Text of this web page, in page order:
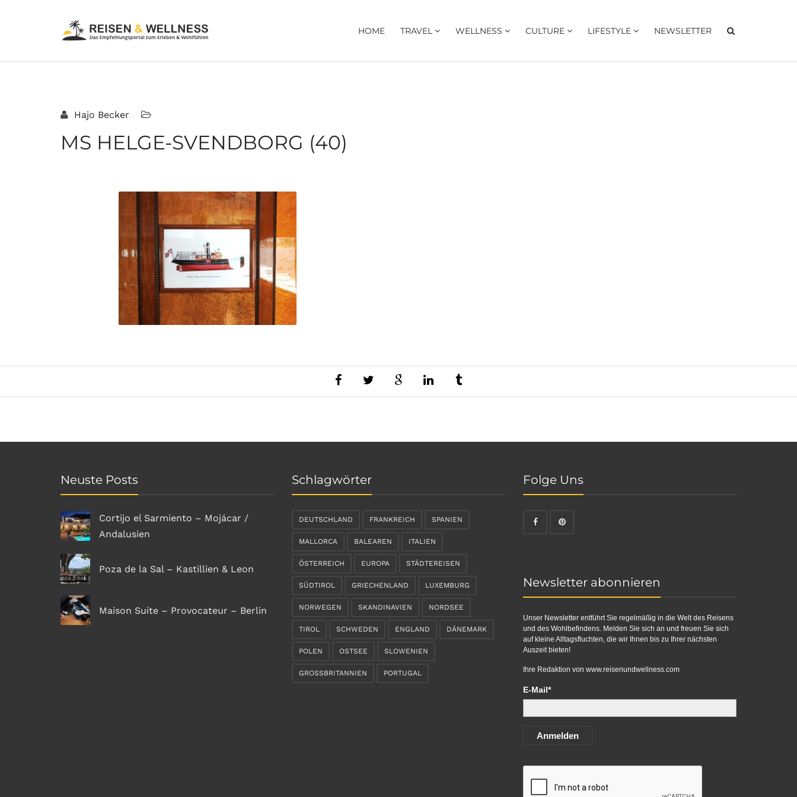
HOME TRAVEL WELLNESS CULTURE LIFESTYLE NEWSLETTER
Hajo Becker
MS HELGE-SVENDBORG (40)
Neuste Posts
Cortijo el Sarmiento – Mojácar /
Andalusien
Poza de la Sal – Kastillien & Leon
Maison Suite – Provocateur – Berlin
Schlagwörter
DEUTSCHLAND FRANKREICH SPANIEN
MALLORCA BALEAREN ITALIEN
ÖSTERREICH EUROPA STÄDTEREISEN
SÜDTIROL GRIECHENLAND LUXEMBURG
NORWEGEN SKANDINAVIEN NORDSEE
TIROL SCHWEDEN ENGLAND DÄNEMARK
POLEN OSTSEE SLOWENIEN
GROSSBRITANNIEN PORTUGAL
Folge Uns
Newsletter abonnieren
Unser Newsletter entführt Sie regelmäßig in die Welt des Reisens
und des Wohlbefindens. Melden Sie sich an und freuen Sie sich
auf kleine Alltagsfluchten, die wir Ihnen bis zu Ihrer nächsten
Auszeit bieten!
Ihre Redaktion von www.reisenundwellness.com
E-Mail*
Anmelden